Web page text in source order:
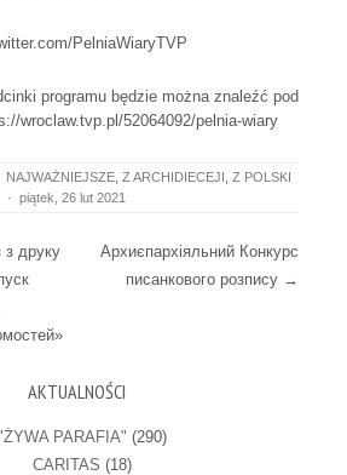
PelniaWiaryTVP
programu będzie można znaleźć pod
wroclaw.tvp.pl/52064092/pelnia-wiary
NAJWAŻNIEJSZE Z ARCHIDIECEJI Z POLSKI
· piątek, 26 lut 2021
друку
Архиєпархіяльний Конкурс
писанкового розпису →
AKTUALNOŚCI
PARAFIA" (290)
CARITAS (18)